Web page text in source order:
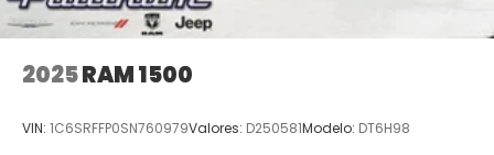
2025RAM 1500
VIN: 1C6SRFFP0SN760979Valores: D250581Modelo: DT6H98